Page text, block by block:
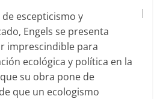
escepticismo y
Engels se presenta
imprescindible para
ecológica y política en la
su obra pone de
que un ecologismo